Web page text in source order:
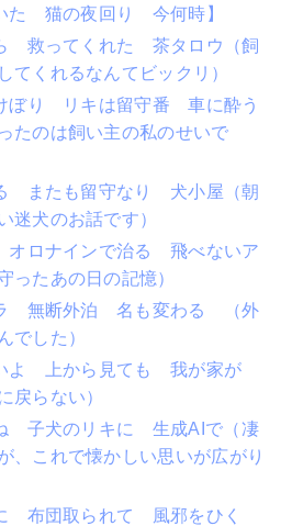
た 猫の夜回り 今何時】
救ってくれた 茶タロウ（飼
てくれるなんてビックリ）
ぼり リキは留守番 車に酔う
たのは飼い主の私のせいで
またも留守なり 犬小屋（朝
迷犬のお話です）
ロナインで治る 飛べないア
ったあの日の記憶）
無断外泊 名も変わる （外
でした）
よ 上から見ても 我が家が
戻らない）
子犬のリキに 生成AIで（凄
、これで懐かしい思いが広がり
布団取られて 風邪をひく